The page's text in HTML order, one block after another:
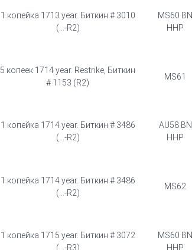
1 копейка 1713 year. Биткин # 3010
(...-R2)
MS60 BN
HHP
5 копеек 1714 year. Restrike, Биткин
# 1153 (R2)
MS61
1 копейка 1714 year. Биткин # 3486
(...-R2)
AU58 BN
HHP
1 копейка 1714 year. Биткин # 3486
(...-R2)
MS62
1 копейка 1715 year. Биткин # 3072
(...-R3)
MS60 BN
HHP